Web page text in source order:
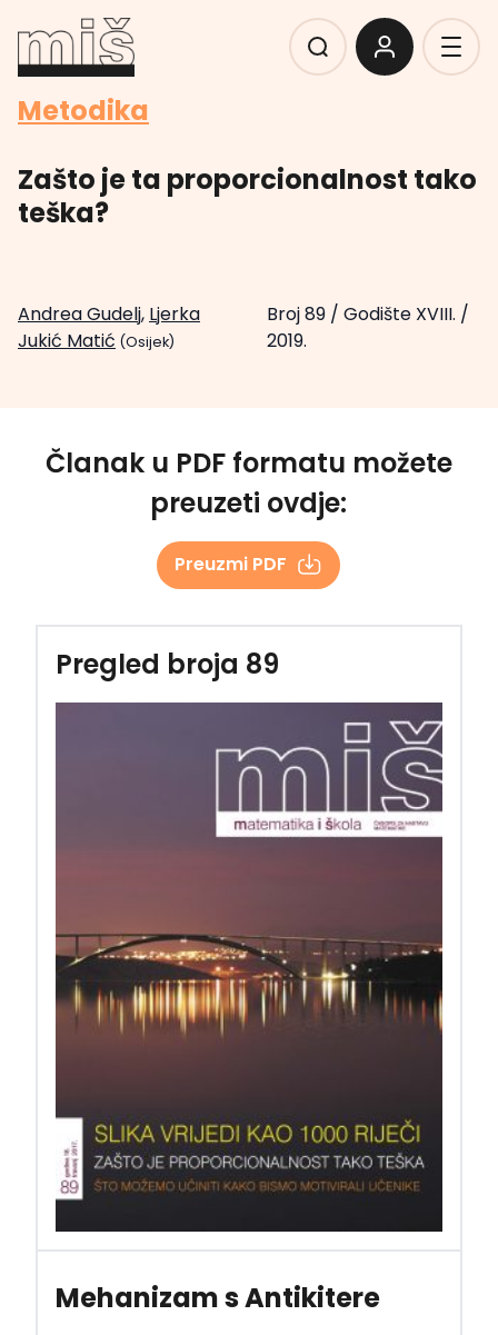
Metodika
Zašto je ta proporcionalnost tako
teška?
Andrea Gudelj, Ljerka
Jukić Matić (Osijek)
Broj 89/ Godište XVIII. /
2019.
Članak u PDF formatu možete
preuzeti ovdje:
Preuzmi PDF
Pregled broja 89
Mehanizam s Antikitere